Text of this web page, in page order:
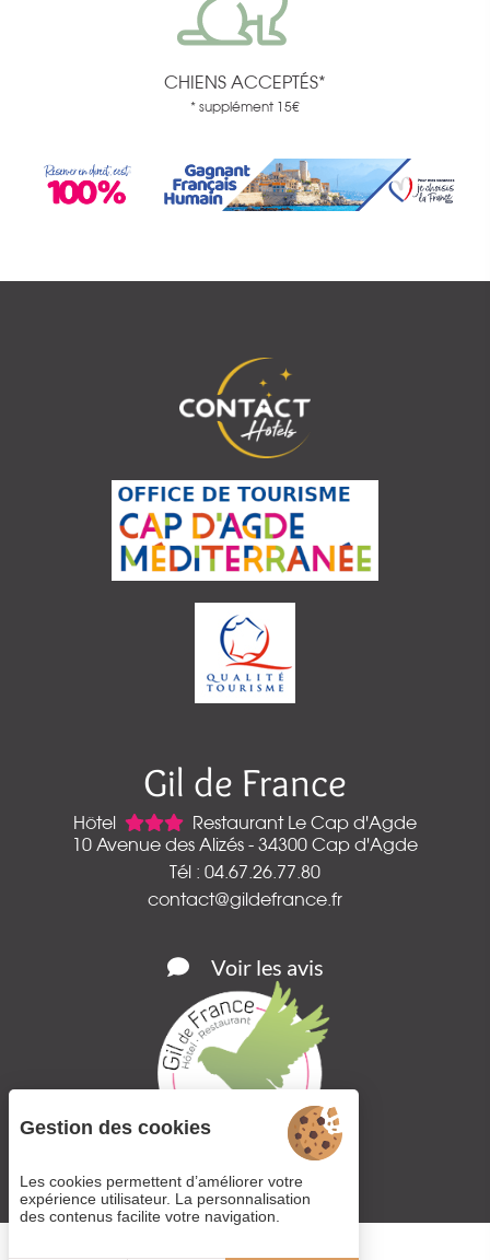
CHIENS ACCEPTÉS*
* supplément 15€
Gil de France
Hôtel
Restaurant Le Cap d'Agde
10 Avenue des Alizés - 34300 Cap d'Agde
Tél : 04.67.26.77.80
contact@gildefrance.fr
Voir les avis
Gestion des cookies
Les cookies permettent d’améliorer votre
expérience utilisateur. La personnalisation
des contenus facilite votre navigation.